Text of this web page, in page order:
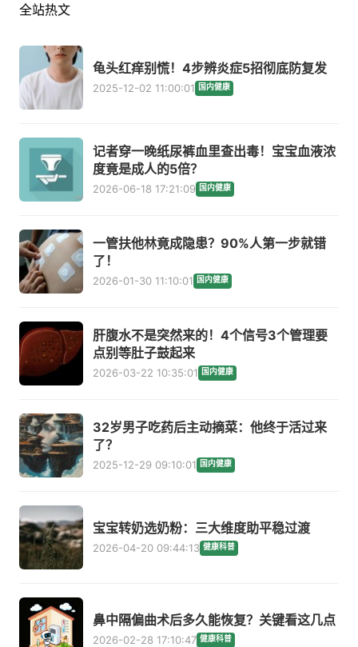
全站热文
龟头红痒别慌！4步辨炎症5招彻底防复发
2025-12-02 11:00:01 国内健康
记者穿一晚纸尿裤血里查出毒！宝宝血液浓
度竟是成人的5倍？
2026-06-18 17:21:09 国内健康
一管扶他林竟成隐患？90%人第一步就错
了！
2026-01-30 11:10:01 国内健康
肝腹水不是突然来的！4个信号3个管理要
点别等肚子鼓起来
2026-03-22 10:35:01 国内健康
32岁男子吃药后主动摘菜：他终于活过来
了？
2025-12-29 09:10:01 国内健康
宝宝转奶选奶粉：三大维度助平稳过渡
2026-04-20 09:44:13 健康科普
鼻中隔偏曲术后多久能恢复？关键看这几点
2026-02-28 17:10:47 健康科普